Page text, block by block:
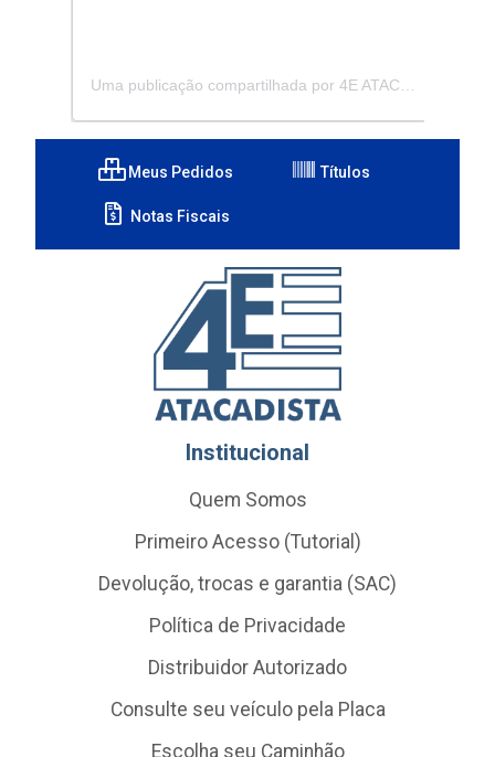
Meus Pedidos Títulos
Notas Fiscais
Institucional
Quem Somos
Primeiro Acesso (Tutorial)
Devolução, trocas e garantia (SAC)
Política de Privacidade
Distribuidor Autorizado
Consulte seu veículo pela Placa
Escolha seu Caminhão